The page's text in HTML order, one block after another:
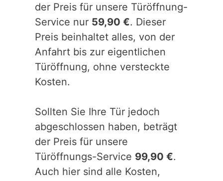
der Preis für unsere Türöffnung-
Service nur 59,90 €. Dieser
Preis beinhaltet alles, von der
Anfahrt bis zur eigentlichen
Türöffnung, ohne versteckte
Kosten.
Sollten Sie Ihre Tür jedoch
abgeschlossen haben, beträgt
der Preis für unsere
Türöffnungs-Service 99,90 €.
Auch hier sind alle Kosten,